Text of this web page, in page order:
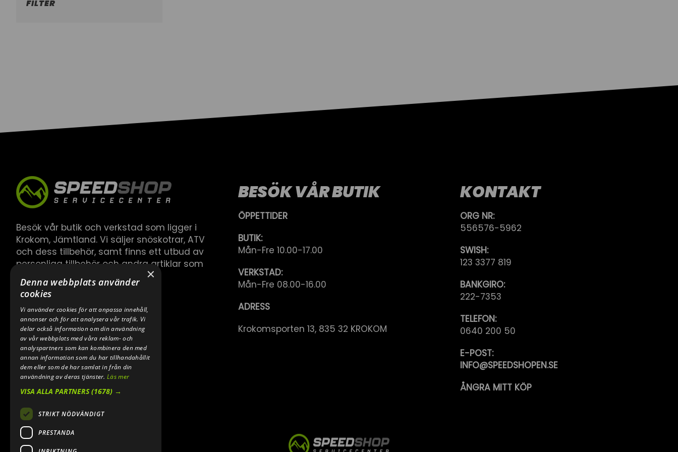
FILTER
Besök vår butik och verkstad som ligger i
Krokom, Jämtland. Vi säljer snöskotrar, ATV
och dess tillbehör, samt finns ett utbud av
personliga tillbehör och andra artiklar som
hör till.
BESÖK VÅR BUTIK
ÖPPETTIDER
BUTIK:
Mån-Fre 10.00-17.00
VERKSTAD:
Mån-Fre 08.00-16.00
ADRESS
Krokomsporten 13, 835 32 KROKOM
KONTAKT
ORG NR:
556576-5962
SWISH:
123 3377 819
BANKGIRO:
222-7353
TELEFON:
0640 200 50
E-POST:
INFO@SPEEDSHOPEN.SE
ÅNGRA MITT KÖP
×
Denna webbplats använder
cookies
Vi använder cookies för att anpassa innehåll,
annonser och för att analysera vår trafik. Vi
delar också information om din användning
av vår webbplats med våra reklam- och
analyspartners som kan kombinera den med
annan information som du har tillhandahållit
dem eller som de har samlat in från din
användning av deras tjänster.Läs mer
VISA ALLA PARTNERS(1678) →
STRIKT NÖDVÄNDIGT
PRESTANDA